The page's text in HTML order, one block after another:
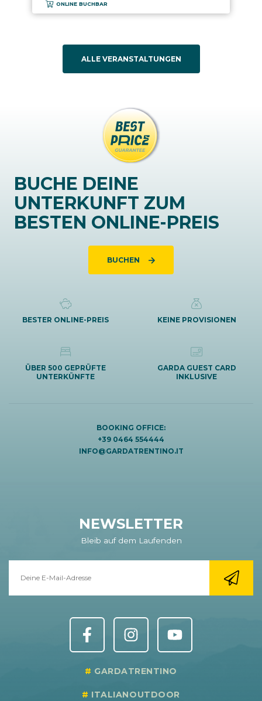
ONLINE BUCHBAR
ALLE VERANSTALTUNGEN
BUCHE DEINE
UNTERKUNFT ZUM
BESTEN ONLINE-PREIS
BUCHEN
BESTER ONLINE-PREIS KEINE PROVISIONEN
ÜBER 500 GEPRÜFTE
UNTERKÜNFTE
GARDA GUEST CARD
INKLUSIVE
BOOKING OFFICE:
+39 0464 554444
INFO@GARDATRENTINO.IT
NEWSLETTER
Bleib auf dem Laufenden
GARDATRENTINO
ITALIANOUTDOOR